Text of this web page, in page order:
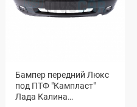
Бампер передний Люкс
под ПТФ "Кампласт"
Лада Калина